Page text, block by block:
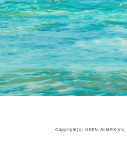
Copyright(c)USEN-ALMEX inc,